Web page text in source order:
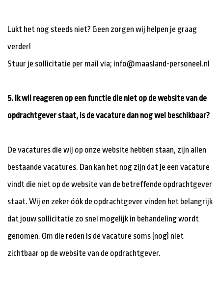
Lukt het nog steeds niet? Geen zorgen wij helpen je graag
verder!
Stuur je sollicitatie per mail via; info@maasland-personeel.nl
5. Ik wil reageren op een functie die niet op de website van de
opdrachtgever staat, is de vacature dan nog wel beschikbaar?
De vacatures die wij op onze website hebben staan, zijn allen
bestaande vacatures. Dan kan het nog zijn dat je een vacature
vindt die niet op de website van de betreffende opdrachtgever
staat. Wij en zeker óók de opdrachtgever vinden het belangrijk
dat jouw sollicitatie zo snel mogelijk in behandeling wordt
genomen. Om die reden is de vacature soms (nog) niet
zichtbaar op de website van de opdrachtgever.